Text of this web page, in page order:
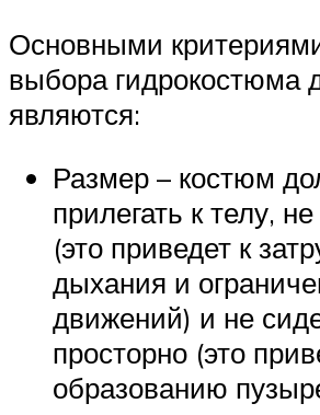
Основными
выбора гидрокостюма
являются:
Размер – костюм
прилегать к телу,
(это приведет к
дыхания и
движений) и не
просторно (это
образованию